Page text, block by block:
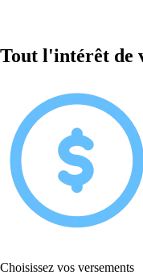
Tout l'intérêt de
Choisissez vos versements